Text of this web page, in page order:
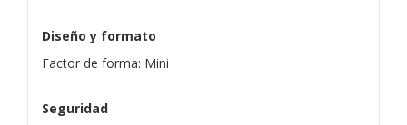
Diseño y formato
Factor de forma: Mini
Seguridad